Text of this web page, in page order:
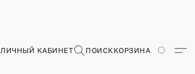
ЛИЧНЫЙ КАБИНЕТ ПОИСККОРЗИНА